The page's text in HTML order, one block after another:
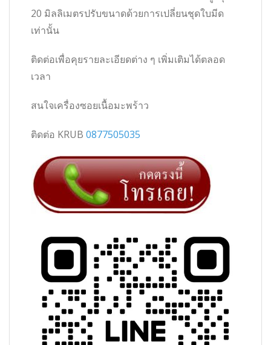
20 มิลลิเมตรปรับขนาดด้วยการเปลี่ยนชุดใบมีด
เท่านั้น
ติดต่อเพื่อคุยรายละเอียดต่าง ๆ เพิ่มเติมได้ตลอด
เวลา
สนใจเครื่องซอยเนื้อมะพร้าว
ติดต่อ KRUB 0877505035